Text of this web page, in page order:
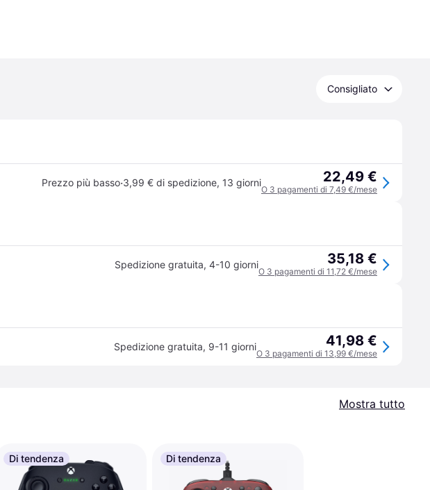
Consigliato
Prezzo più basso·3,99 € di spedizione, 13 giorni 22,49 €
O 3 pagamenti di 7,49 €/mese
Spedizione gratuita, 4-10 giorni 35,18 €
O 3 pagamenti di 11,72 €/mese
Spedizione gratuita, 9-11 giorni 41,98 €
O 3 pagamenti di 13,99 €/mese
Mostra tutto
Di tendenza Di tendenza